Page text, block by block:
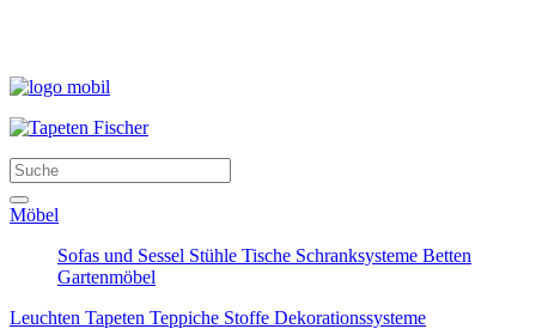
Möbel
Sofas und Sessel Stühle Tische Schranksysteme Betten
Gartenmöbel
Leuchten Tapeten Teppiche Stoffe Dekorationssysteme